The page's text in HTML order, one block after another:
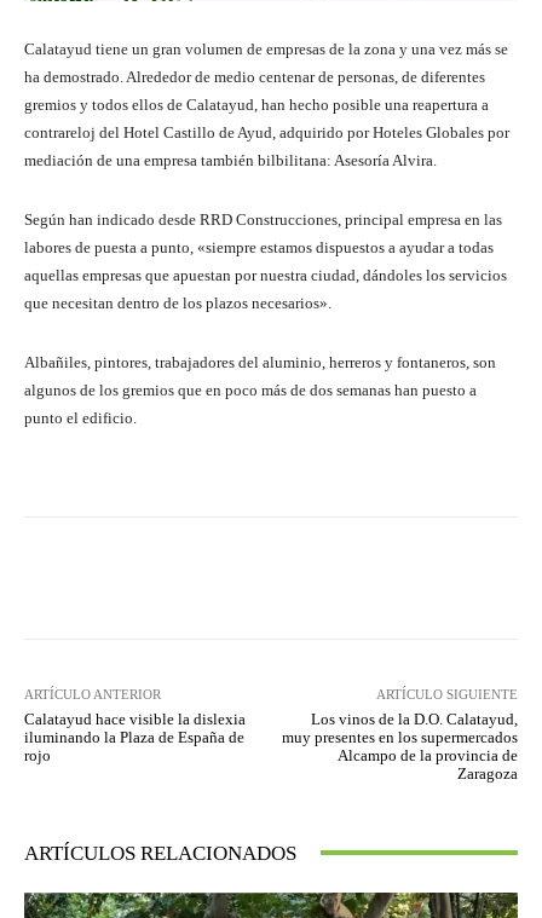
Calatayud tiene un gran volumen de empresas de la zona y una vez más se
ha demostrado. Alrededor de medio centenar de personas, de diferentes
gremios y todos ellos de Calatayud, han hecho posible una reapertura a
contrareloj del Hotel Castillo de Ayud, adquirido por Hoteles Globales por
mediación de una empresa también bilbilitana: Asesoría Alvira.
Según han indicado desde RRD Construcciones, principal empresa en las
labores de puesta a punto, «siempre estamos dispuestos a ayudar a todas
aquellas empresas que apuestan por nuestra ciudad, dándoles los servicios
que necesitan dentro de los plazos necesarios».
Albañiles, pintores, trabajadores del aluminio, herreros y fontaneros, son
algunos de los gremios que en poco más de dos semanas han puesto a
punto el edificio.
ARTÍCULO ANTERIOR
Calatayud hace visible la dislexia
iluminando la Plaza de España de
rojo
ARTÍCULO SIGUIENTE
Los vinos de la D.O. Calatayud,
muy presentes en los supermercados
Alcampo de la provincia de
Zaragoza
ARTÍCULOS RELACIONADOS